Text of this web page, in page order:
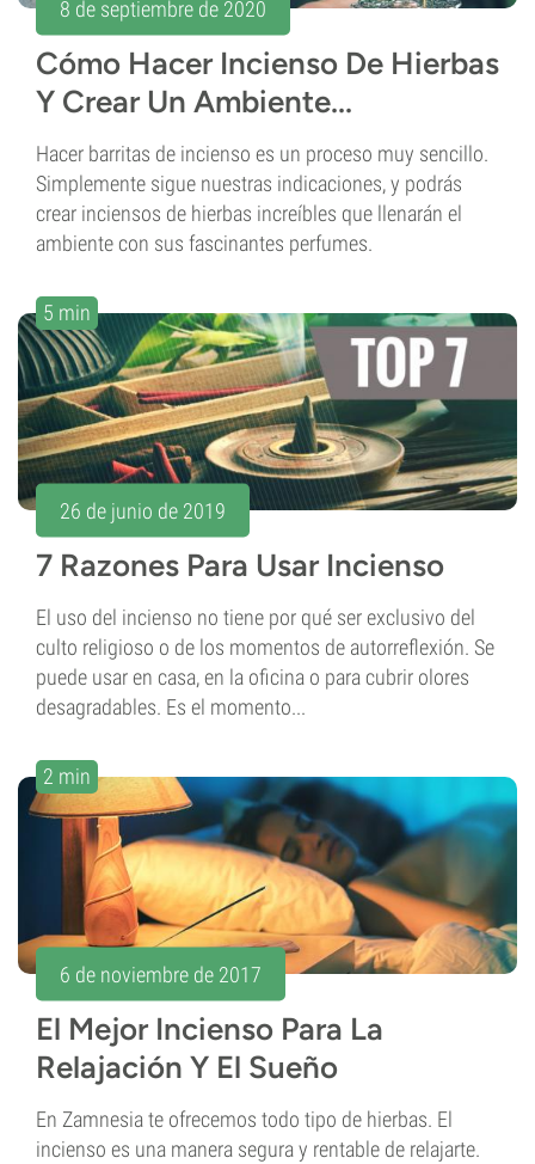
8 de septiembre de 2020
Cómo Hacer Incienso De Hierbas
Y Crear Un Ambiente...
Hacer barritas de incienso es un proceso muy sencillo.
Simplemente sigue nuestras indicaciones, y podrás
crear inciensos de hierbas increíbles que llenarán el
ambiente con sus fascinantes perfumes.
5 min
26 de junio de 2019
7 Razones Para Usar Incienso
El uso del incienso no tiene por qué ser exclusivo del
culto religioso o de los momentos de autorreflexión. Se
puede usar en casa, en la oficina o para cubrir olores
desagradables. Es el momento...
2 min
6 de noviembre de 2017
El Mejor Incienso Para La
Relajación Y El Sueño
En Zamnesia te ofrecemos todo tipo de hierbas. El
incienso es una manera segura y rentable de relajarte.